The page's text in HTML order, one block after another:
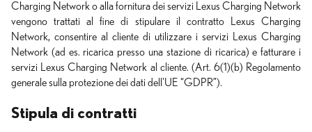
Charging Network o alla fornitura dei servizi Lexus Charging Network
vengono trattati al fine di stipulare il contratto Lexus Charging
Network, consentire al cliente di utilizzare i servizi Lexus Charging
Network (ad es. ricarica presso una stazione di ricarica) e fatturare i
servizi Lexus Charging Network al cliente. (Art. 6(1)(b) Regolamento
generale sulla protezione dei dati dell'UE “GDPR”).
Stipula di contratti